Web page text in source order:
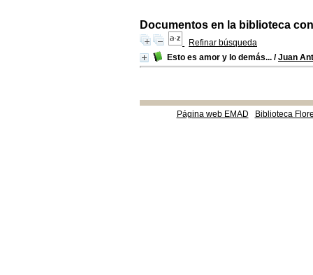
Documentos en la biblioteca
Refinar búsqueda
Esto es amor y lo demás... /Juan
Página web EMAD Biblioteca